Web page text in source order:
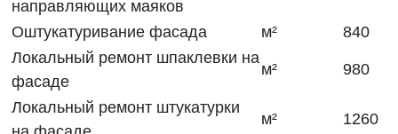
направляющих маяков
Оштукатуривание фасада м²
840
Локальный ремонт шпаклевки на
фасаде
м² 980
Локальный ремонт штукатурки
м² 1260